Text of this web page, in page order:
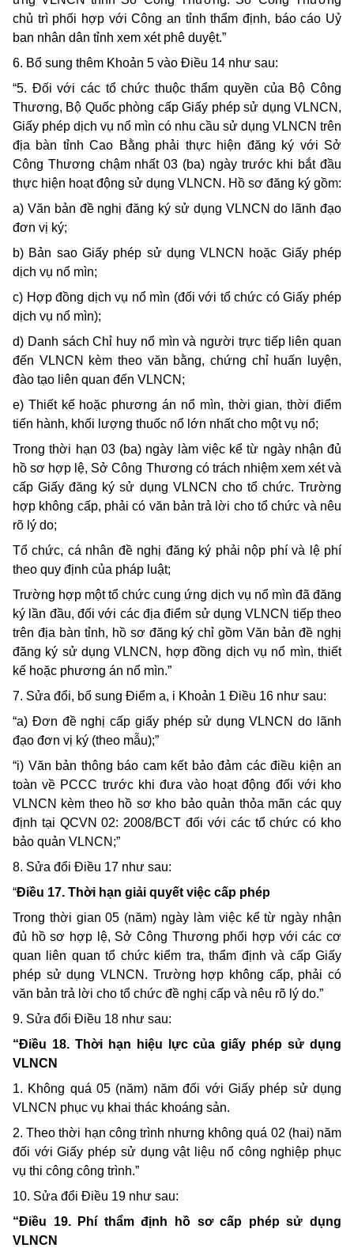
chủ trì phối hợp với Công an tỉnh thẩm định, báo cáo Uỷ
ban nhân dân tỉnh xem xét phê duyệt.”
6. Bổ sung thêm Khoản 5 vào Điều 14 như sau:
“5. Đối với các tổ chức thuộc thẩm quyền của Bộ Công
Thương, Bộ Quốc phòng cấp Giấy phép sử dụng VLNCN,
Giấy phép dịch vụ nổ mìn có nhu cầu sử dụng VLNCN trên
địa bàn tỉnh Cao Bằng phải thực hiện đăng ký với Sở
Công Thương chậm nhất 03 (ba) ngày trước khi bắt đầu
thực hiện hoạt động sử dụng VLNCN. Hồ sơ đăng ký gồm:
a) Văn bản đề nghị đăng ký sử dụng VLNCN do lãnh đạo
đơn vị ký;
b) Bản sao Giấy phép sử dụng VLNCN hoặc Giấy phép
dịch vụ nổ mìn;
c) Hợp đồng dịch vụ nổ mìn (đối với tổ chức có Giấy phép
dịch vụ nổ mìn);
d) Danh sách Chỉ huy nổ mìn và người trực tiếp liên quan
đến VLNCN kèm theo văn bằng, chứng chỉ huấn luyện,
đào tạo liên quan đến VLNCN;
e) Thiết kế hoặc phương án nổ mìn, thời gian, thời điểm
tiến hành, khối lượng thuốc nổ lớn nhất cho một vụ nổ;
Trong thời hạn 03 (ba) ngày làm việc kể từ ngày nhận đủ
hồ sơ hợp lệ, Sở Công Thương có trách nhiệm xem xét và
cấp Giấy đăng ký sử dụng VLNCN cho tổ chức. Trường
hợp không cấp, phải có văn bản trả lời cho tổ chức và nêu
rõ lý do;
Tổ chức, cá nhân đề nghị đăng ký phải nộp phí và lệ phí
theo quy định của pháp luật;
Trường hợp một tổ chức cung ứng dịch vụ nổ mìn đã đăng
ký lần đầu, đối với các địa điểm sử dụng VLNCN tiếp theo
trên địa bàn tỉnh, hồ sơ đăng ký chỉ gồm Văn bản đề nghị
đăng ký sử dụng VLNCN, hợp đồng dịch vụ nổ mìn, thiết
kế hoặc phương án nổ mìn.”
7. Sửa đổi, bổ sung Điểm a, i Khoản 1 Điều 16 như sau:
“a) Đơn đề nghị cấp giấy phép sử dụng VLNCN do lãnh
đạo đơn vị ký (theo mẫu);”
“i) Văn bản thông báo cam kết bảo đảm các điều kiện an
toàn về PCCC trước khi đưa vào hoạt động đối với kho
VLNCN kèm theo hồ sơ kho bảo quản thỏa mãn các quy
định tại QCVN 02: 2008/BCT đối với các tổ chức có kho
bảo quản VLNCN;”
8. Sửa đổi Điều 17 như sau:
“Điều 17. Thời hạn giải quyết việc cấp phép
Trong thời gian 05 (năm) ngày làm việc kể từ ngày nhận
đủ hồ sơ hợp lệ, Sở Công Thương phối hợp với các cơ
quan liên quan tổ chức kiểm tra, thẩm định và cấp Giấy
phép sử dụng VLNCN. Trường hợp không cấp, phải có
văn bản trả lời cho tổ chức đề nghị cấp và nêu rõ lý do.”
9. Sửa đổi Điều 18 như sau:
“Điều 18. Thời hạn hiệu lực của giấy phép sử dụng
VLNCN
1. Không quá 05 (năm) năm đối với Giấy phép sử dụng
VLNCN phục vụ khai thác khoáng sản.
2. Theo thời hạn công trình nhưng không quá 02 (hai) năm
đối với Giấy phép sử dụng vật liệu nổ công nghiệp phục
vụ thi công công trình.”
10. Sửa đổi Điều 19 như sau:
“Điều 19. Phí thẩm định hồ sơ cấp phép sử dụng
VLNCN